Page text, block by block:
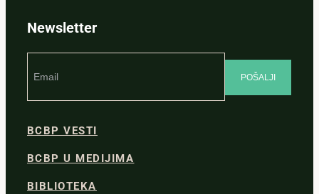
Newsletter
BCBP VESTI
BCBP U MEDIJIMA
BIBLIOTEKA